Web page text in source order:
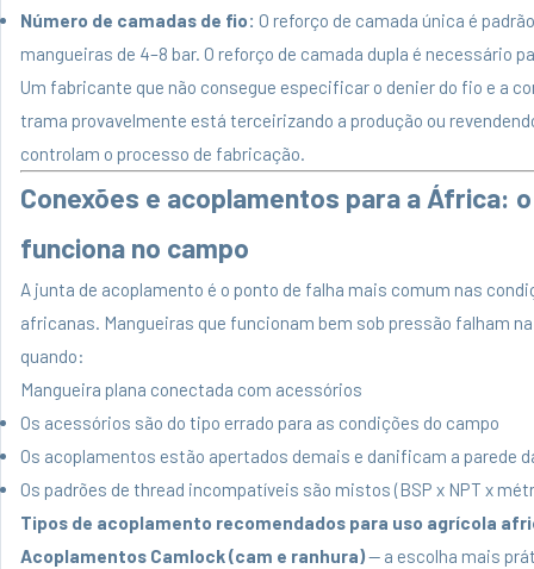
Número de camadas de fio: O reforço de camada única é
mangueiras de 4–8 bar. O reforço de camada dupla é necessário
Um fabricante que não consegue especificar o denier do fio e a
trama provavelmente está terceirizando a produção ou
controlam o processo de fabricação.
Conexões e acoplamentos para a África:
funciona no campo
A junta de acoplamento é o ponto de falha mais comum nas
africanas. Mangueiras que funcionam bem sob pressão falham
quando:
Mangueira plana conectada com acessórios
Os acessórios são do tipo errado para as condições do campo
Os acoplamentos estão apertados demais e danificam a parede
Os padrões de thread incompatíveis são mistos (BSP x NPT x
Tipos de acoplamento recomendados para uso agrícola
Acoplamentos Camlock (cam e ranhura)— a escolha mais